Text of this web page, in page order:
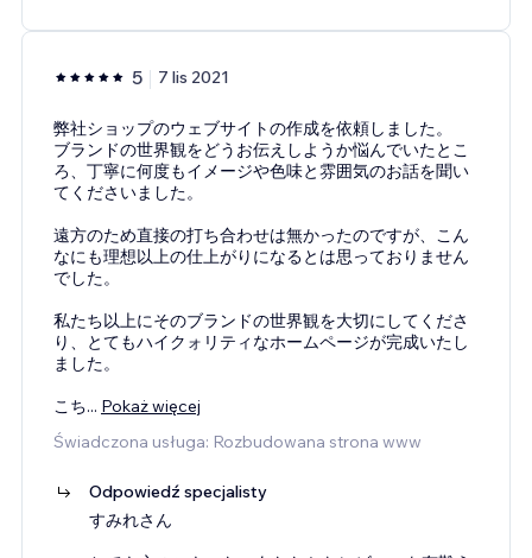
5 7 lis 2021
弊社ショップのウェブサイトの作成を依頼しました。
ブランドの世界観をどうお伝えしようか悩んでいたとこ
ろ、丁寧に何度もイメージや色味と雰囲気のお話を聞い
てくださいました。
遠方のため直接の打ち合わせは無かったのですが、こん
なにも理想以上の仕上がりになるとは思っておりません
でした。
私たち以上にそのブランドの世界観を大切にしてくださ
り、とてもハイクォリティなホームページが完成いたし
ました。
こち... Pokaż więcej
Świadczona usługa: Rozbudowana strona www
Odpowiedź specjalisty
すみれさん